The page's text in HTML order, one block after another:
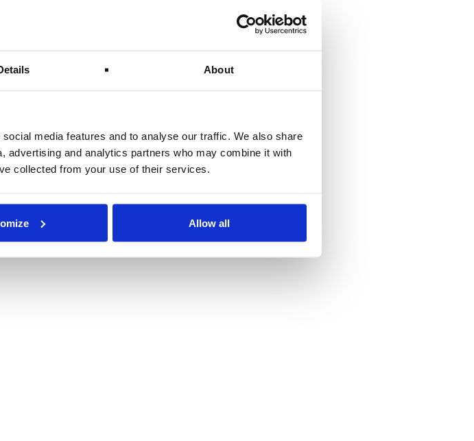
About
media features and to analyse our traffic. We also share
advertising and analytics partners who may combine it with
collected from your use of their services.
Allow all